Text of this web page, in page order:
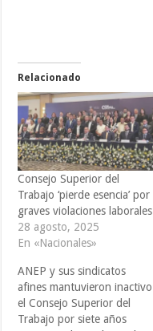
Relacionado
Consejo Superior del
Trabajo ‘pierde esencia’ por
graves violaciones laborales
28 agosto, 2025
En «Nacionales»
ANEP y sus sindicatos
afines mantuvieron inactivo
el Consejo Superior del
Trabajo por siete años